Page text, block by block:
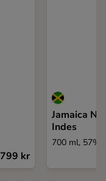
799 kr
Jamaica
Indes
700 ml, 57%